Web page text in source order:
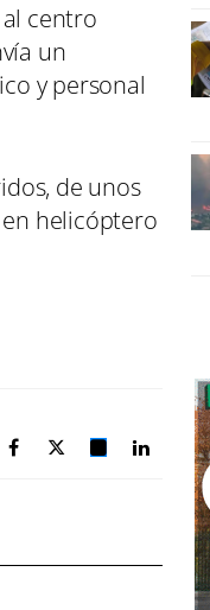
al centro
un
y personal
de unos
en helicóptero